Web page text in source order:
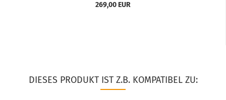
269,00 EUR
DIESES PRODUKT IST Z.B. KOMPATIBEL ZU: